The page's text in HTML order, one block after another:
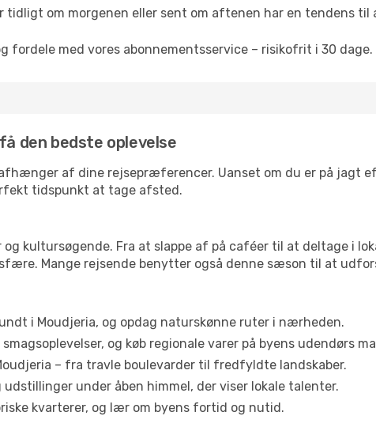
tidligt om morgenen eller sent om aftenen har en tendens til
fordele med vores abonnementsservice – risikofrit i 30 dage.
den bedste oplevelse
af dine rejsepræferencer. Uanset om du er på jagt
tidspunkt at tage afsted.
kultursøgende. Fra at slappe af på caféer til at deltage i
Mange rejsende benytter også denne sæson til at
i Moudjeria, og opdag naturskønne ruter i nærheden.
og køb regionale varer på byens udendørs
– fra travle boulevarder til fredfyldte landskaber.
udstillinger under åben himmel, der viser lokale talenter.
kvarterer, og lær om byens fortid og nutid.